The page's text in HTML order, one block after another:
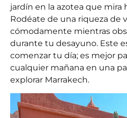
jardín en la azotea que mira
Rodéate de una riqueza de
cómodamente mientras
durante tu desayuno. Este
comenzar tu día; es mejor
cualquier mañana en una
explorar Marrakech.